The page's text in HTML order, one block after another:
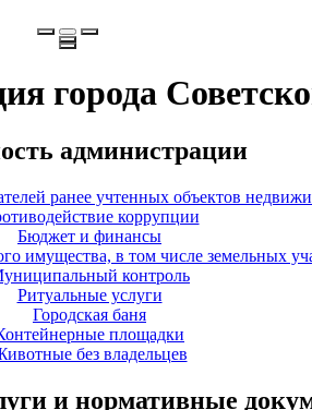
города
администрации
ранее учтенных объектов
коррупции
Бюджет и финансы
имущества, в том числе земельных
контроль
Ритуальные услуги
Городская баня
площадки
без владельцев
и нормативные